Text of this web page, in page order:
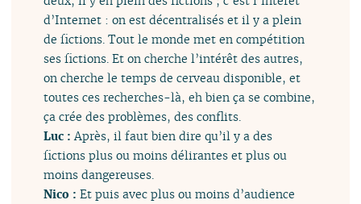
d’Internet : on est décentralisés et il y a plein
de fictions. Tout le monde met en compétition
ses fictions. Et on cherche l’intérêt des autres,
on cherche le temps de cerveau disponible, et
toutes ces recherches-là, eh bien ça se combine,
ça crée des problèmes, des conflits.
Luc :Après, il faut bien dire qu’il y a des
fictions plus ou moins délirantes et plus ou
moins dangereuses.
Nico :Et puis avec plus ou moins d’audience